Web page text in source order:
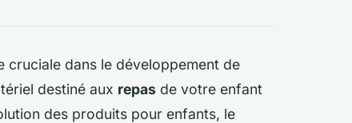
cruciale dans le développement de
destiné aux repas de votre enfant
des produits pour enfants, le